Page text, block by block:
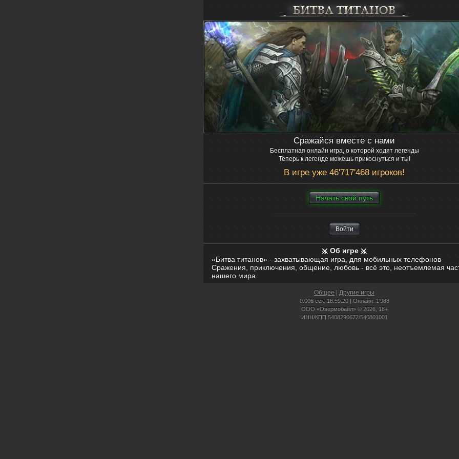
Сражайся вместе с нами
Бесплатная онлайн игра, о которой ходят легенды
Теперь к легенде можешь прикоснуться и ты!
В игре уже 46'717'468 игроков!
Нaчaть свой путь
Войти
Об игре
«Битва титанов» - захватывающая игра, для мобильных телефонов
Сражения, приключения, общение, любовь - всё это, неотъемлемая
нашего мира
Общее Другие игры
0.006 сек, 16:59:20 | Онлайн: 1'988
ООО «Овермобайл» © 2026, 18+
ИНН/КПП 5408290672/540801001